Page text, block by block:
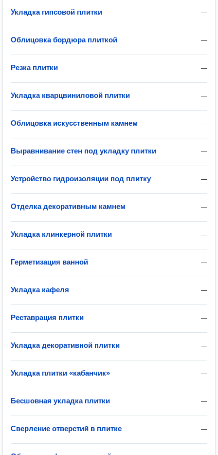
—
Укладка гипсовой плитки
—
Облицовка бордюра плиткой
—
Резка плитки
—
Укладка кварцвиниловой плитки
—
Облицовка искусственным камнем
—
Выравнивание стен под укладку плитки
—
Устройство гидроизоляции под плитку
—
Отделка декоративным камнем
—
Укладка клинкерной плитки
—
Герметизация ванной
—
Укладка кафеля
—
Реставрация плитки
—
Укладка декоративной плитки
—
Укладка плитки «кабанчик»
—
Бесшовная укладка плитки
—
Сверление отверстий в плитке